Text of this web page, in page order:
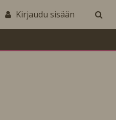
Kirjaudu sisään